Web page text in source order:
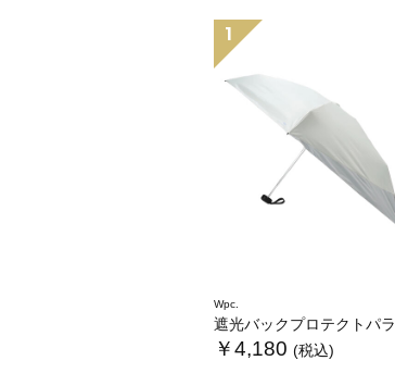
1
Wpc.
遮光バックプロテクトパラソル tiny
￥4,180 (税込)